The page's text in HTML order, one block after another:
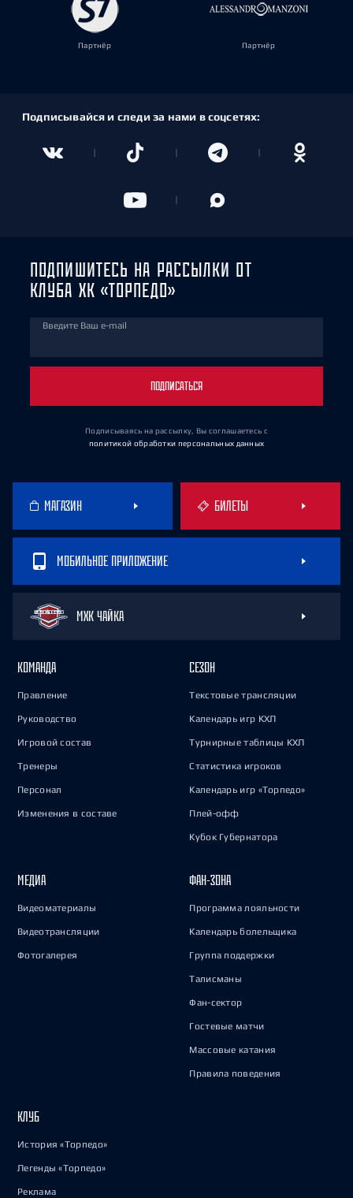
Партнёр Партнёр
Подписывайся и следи за нами в соцсетях:
ПОДПИШИТЕСЬ НА РАССЫЛКИ ОТ
КЛУБА ХК «ТОРПЕДО»
Введите Ваш e-mail
ПОДПИСАТЬСЯ
Подписываясь на рассылку, Вы соглашаетесь с
политикой обработки персональных данных
МАГАЗИН БИЛЕТЫ
МОБИЛЬНОЕ ПРИЛОЖЕНИЕ
МХК ЧАЙКА
КОМАНДА
Правление
Руководство
Игровой состав
Тренеры
Персонал
Изменения в составе
СЕЗОН
Текстовые трансляции
Календарь игр КХЛ
Турнирные таблицы КХЛ
Статистика игроков
Календарь игр «Торпедо»
Плей-офф
Кубок Губернатора
МЕДИА
Видеоматериалы
Видеотрансляции
Фотогалерея
ФАН-ЗОНА
Программа лояльности
Календарь болельщика
Группа поддержки
Талисманы
Фан-сектор
Гостевые матчи
Массовые катания
Правила поведения
КЛУБ
История «Торпедо»
Легенды «Торпедо»
Реклама